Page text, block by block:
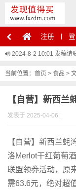
注册
2024-8-2 10:01 发稿请
当前位置： 首页 > 食品 >
【自营】新西
发表于 2025-04-06
【自营】新西兰蚝
洛Merlot干红葡萄
联盟领券活动，原
需63.6元，绝对超